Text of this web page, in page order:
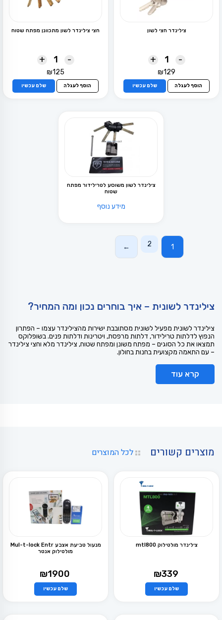
בעמוד
המוצר
בעמוד
צילינדר חצי לשון
-
+
₪129
הוסף לעגלה שלם עכשיו
חצי צילינדר לשון מתכוונן מפתח שטוח
-
+
₪125
הוסף לעגלה שלם עכשיו
צילינדר לשון משוסע לטרילידור מפתח
שטוח
מידע נוסף
1
2
←
צילינדר לשונית – איך בוחרים נכון ומה המחיר?
צילינדר לשונית מפעיל לשונית מסתובבת ישירות מהצילינדר עצמו – הפתרון
הנפוץ לדלתות טרילידור, דלתות מרפסת, ויטרינות ודלתות פנים. בשופלוקס
תמצאו את כל הסוגים – מפתח משונן ומפתח שטוח, צילינדר מלא וחצי צילינדר
– עם התאמה מקצועית בחנות בחולון.
קרא עוד
מוצרים קשורים לכל המוצרים
צילינדר מולטילוק mtl800
₪339
שלם עכשיו
למוצר
מנעול טביעת אצבע Mul-t-lock Entr
מולטילוק אנטר
₪1900
שלם עכשיו
למוצר